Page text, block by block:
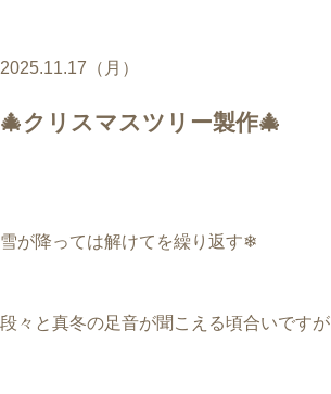
2025.11.17（月）
🎄クリスマスツリー製作🎄
雪が降っては解けてを繰り返す❄
段々と真冬の足音が聞こえる頃合いですが